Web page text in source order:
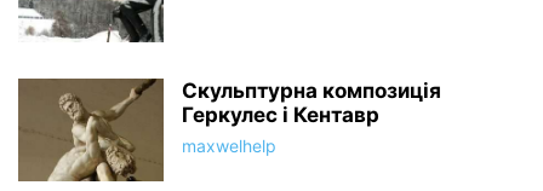
Скульптурна композиція
Геркулес і Кентавр
maxwelhelp